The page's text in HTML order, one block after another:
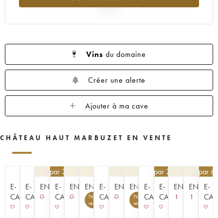
Vins du domaine
Créer une alerte
Ajouter à ma cave
CHÂTEAU HAUT MARBUZET EN VENTE
E-
CAVISTE
E-
CAVISTE
ENCHÈRE
par 3 | -10%
E-
CAVISTE
ENCHÈREENCHÈRE
TVA
récupérable
E-
CAVISTE
ENCHÈREENCHÈRE
TVA
récupérable
E-
CAVISTE
par 2 | -10%
E-
CAVISTE
ENCHÈRE
1 1
par 6
E-